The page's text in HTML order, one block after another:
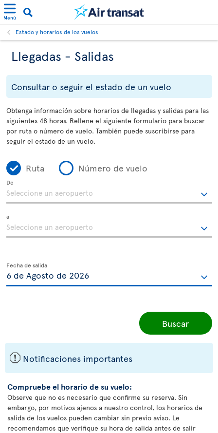
Menú
Estado y horarios de los vuelos
Llegadas - Salidas
Consultar o seguir el estado de un vuelo
Obtenga información sobre horarios de llegadas y salidas para las
siguientes 48 horas. Rellene el siguiente formulario para buscar
por ruta o número de vuelo. También puede suscribirse para
seguir el estado de un vuelo.
Ruta Número de vuelo
De
a
Fecha de salida
Buscar
ü Notificaciones importantes
Compruebe el horario de su vuelo:
Observe que no es necesario que confirme su reserva. Sin
embargo, por motivos ajenos a nuestro control, los horarios de
salida de los vuelos pueden cambiar sin previo aviso. Le
recomendamos que verifique su hora de salida antes de salir